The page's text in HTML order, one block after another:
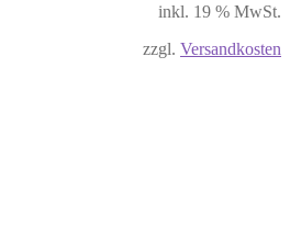
inkl. 19 % MwSt.
zzgl. Versandkosten